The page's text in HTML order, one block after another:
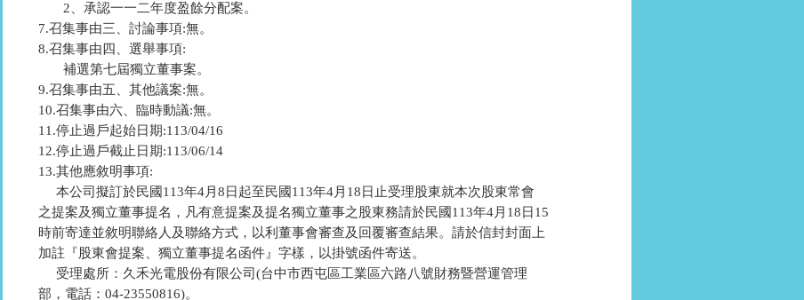
       2、承認一一二年度盈餘分配案。
7.召集事由三、討論事項:無。
8.召集事由四、選舉事項:
       補選第七屆獨立董事案。
9.召集事由五、其他議案:無。
10.召集事由六、臨時動議:無。
11.停止過戶起始日期:113/04/16
12.停止過戶截止日期:113/06/14
13.其他應敘明事項:
     本公司擬訂於民國113年4月8日起至民國113年4月18日止受理股東就本次股東常會
之提案及獨立董事提名，凡有意提案及提名獨立董事之股東務請於民國113年4月18日15
時前寄達並敘明聯絡人及聯絡方式，以利董事會審查及回覆審查結果。請於信封封面上
加註『股東會提案、獨立董事提名函件』字樣，以掛號函件寄送。
     受理處所：久禾光電股份有限公司(台中市西屯區工業區六路八號財務暨營運管理
部，電話：04-23550816)。